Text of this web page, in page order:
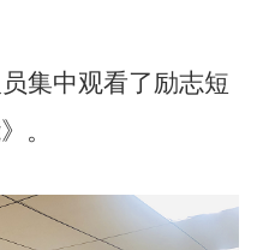
集中观看了励志短
。